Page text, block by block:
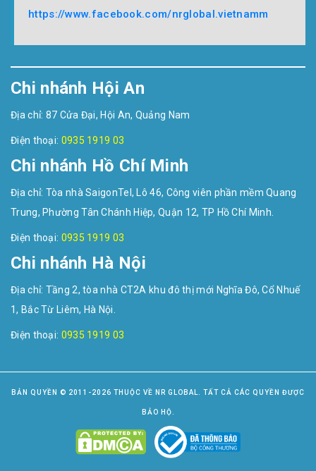
https://www.facebook.com/nrglobal.vietnamm
Chi nhánh Hội An
Địa chỉ: 87 Cửa Đại, Hội An, Quảng Nam
Điện thoại: 0935 1919 03
Chi nhánh Hồ Chí Minh
Địa chỉ: Tòa nhà SaigonTel, Lô 46, Công viên phần mềm Quang
Trung, Phường Tân Chánh Hiệp, Quận 12, TP Hồ Chí Minh.
Điện thoại: 0935 1919 03
Chi nhánh Hà Nội
Địa chỉ: Tầng 2, tòa nhà CT2A khu đô thị mới Nghĩa Đô, Cổ Nhuế
1, Bắc Từ Liêm, Hà Nội.
Điện thoại: 0935 1919 03
BẢN QUYỀN © 2011-2026 THUỘC VỀ NR GLOBAL. TẤT CẢ CÁC QUYỀN ĐƯỢC
BẢO HỘ.